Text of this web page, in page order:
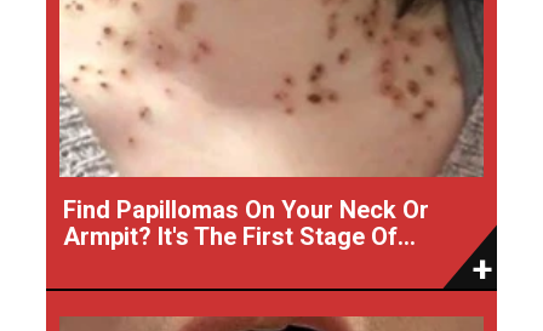
Find Papillomas On Your Neck Or
Armpit? It's The First Stage Of...